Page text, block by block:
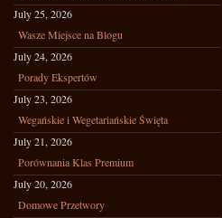
July 25, 2026
Wasze Miejsce na Blogu
July 24, 2026
Porady Ekspertów
July 23, 2026
Wegańskie i Wegetariańskie Święta
July 21, 2026
Porównania Klas Premium
July 20, 2026
Domowe Przetwory